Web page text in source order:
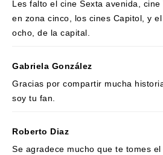
Les falto el cine Sexta avenida,
en zona cinco, los cines Capitol, y
ocho, de la capital.
Gabriela González
Gracias por compartir mucha
soy tu fan.
Roberto Diaz
Se agradece mucho que te tomes